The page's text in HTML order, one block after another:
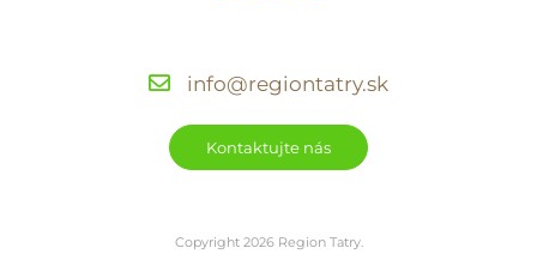
info@regiontatry.sk
Kontaktujte nás
Copyright 2026 Region Tatry.